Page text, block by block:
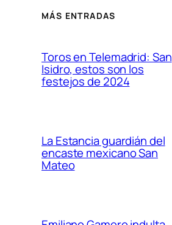
MÁS ENTRADAS
Toros en Telemadrid: San
Isidro, estos son los
festejos de 2024
La Estancia guardián del
encaste mexicano San
Mateo